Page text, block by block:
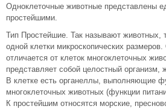
Одноклеточные животные представлены
простейшими.
Тип Простейшие. Так называют животных,
одной клетки микроскопических
отличается от клеток многоклеточных
представляет собой целостный организм,
В клетке есть органеллы, выполняющие
многоклеточных животных (функции
К простейшим относятся морские,